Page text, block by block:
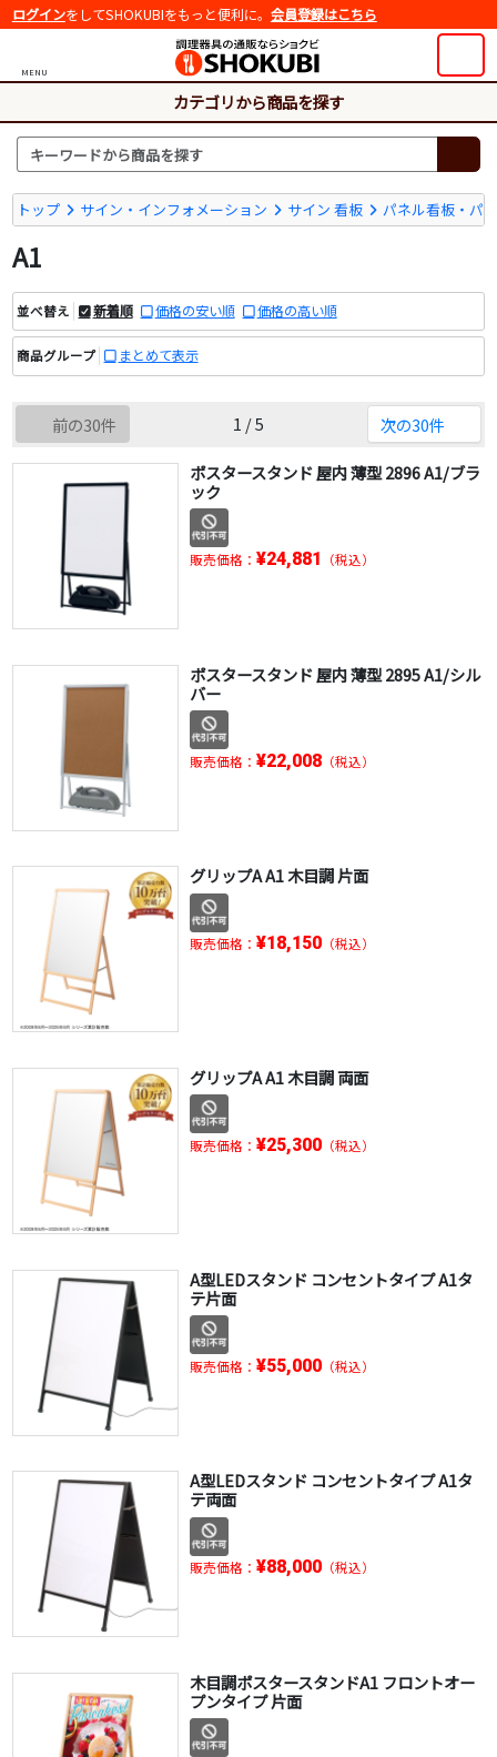
ログインをしてSHOKUBIをもっと便利に。 会員登録はこちら
MENU
カテゴリから商品を探す
トップ サイン・インフォメーション サイン 看板 パネル看板・パ
A1
並べ替え 新着順 価格の安い順 価格の高い順
商品グループ まとめて表示
前の30件 1 / 5 次の30件
ポスタースタンド 屋内 薄型 2896 A1/ブラ
ック
販売価格： ¥24,881 （税込）
ポスタースタンド 屋内 薄型 2895 A1/シル
バー
販売価格： ¥22,008（税込）
グリップA A1 木目調 片面
販売価格： ¥18,150（税込）
グリップA A1 木目調 両面
販売価格： ¥25,300（税込）
A型LEDスタンド コンセントタイプ A1タ
テ片面
販売価格： ¥55,000（税込）
A型LEDスタンド コンセントタイプ A1タ
テ両面
販売価格： ¥88,000（税込）
木目調ポスタースタンドA1 フロントオー
プンタイプ 片面